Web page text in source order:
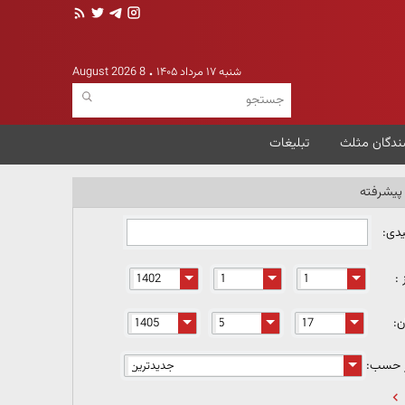
شنبه ۱۷ مرداد ۱۴۰۵ 8 August 2026
مثلث تبلیغات
:
حسب: